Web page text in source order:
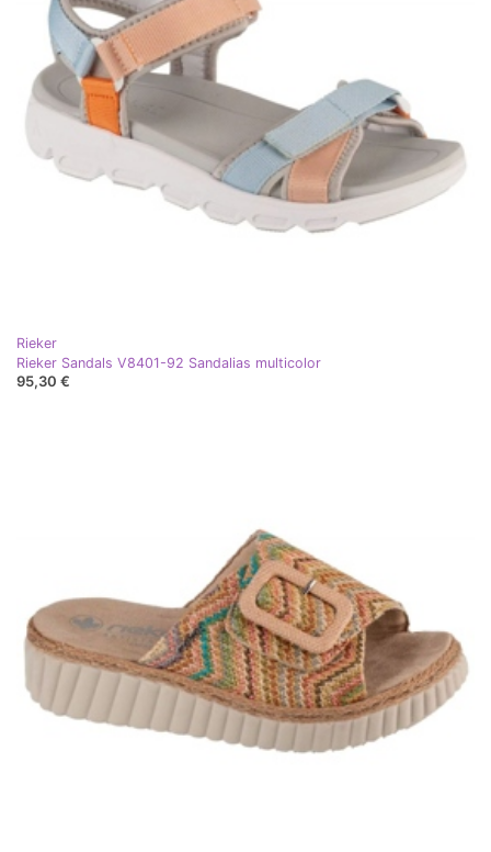
Rieker
Rieker Sandals V8401-92 Sandalias multicolor
95,30 €